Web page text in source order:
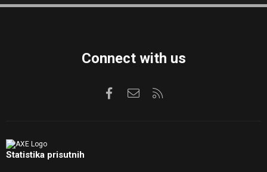
S
Connect with us
FacebookKontaktirajte nas
Statistika prisutnih